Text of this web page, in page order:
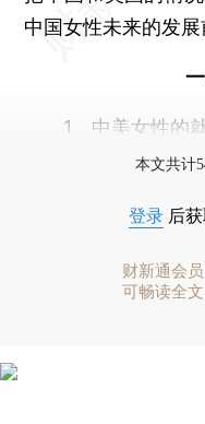
中国女性未来的发展
1、中美女性的
本文共计
登录 后
财新通会员
可畅读全文